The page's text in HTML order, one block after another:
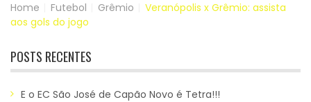
Home Futebol Grêmio
Veranópolis x Grêmio: assista
aos gols do jogo
POSTS RECENTES
E o EC São José de Capão Novo é Tetra!!!